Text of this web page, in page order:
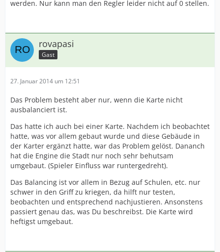
werden. Nur kann man den Regler leider nicht auf 0 stellen.
rovapasi
Gast
27. Januar 2014 um 12:51
Das Problem besteht aber nur, wenn die Karte nicht
ausbalanciert ist.
Das hatte ich auch bei einer Karte. Nachdem ich beobachtet
hatte, was vor allem gebaut wurde und diese Gebäude in
der Karter ergänzt hatte, war das Problem gelöst. Dananch
hat die Engine die Stadt nur noch sehr behutsam
umgebaut. (Spieler Einfluss war runtergedreht).
Das Balancing ist vor allem in Bezug auf Schulen, etc. nur
schwer in den Griff zu kriegen, da hilft nur testen,
beobachten und entsprechend nachjustieren. Ansonstens
passiert genau das, was Du beschreibst. Die Karte wird
heftigst umgebaut.